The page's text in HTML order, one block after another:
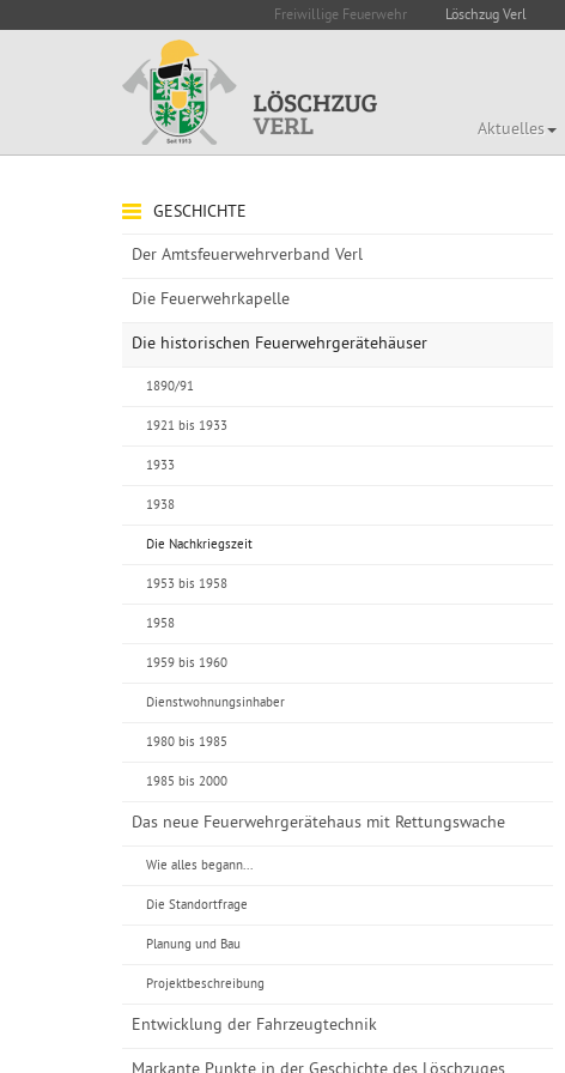
Freiwillige Feuerwehr Löschzug Verl
Aktuelles
GESCHICHTE
Der Amtsfeuerwehrverband Verl
Die Feuerwehrkapelle
Die historischen Feuerwehrgerätehäuser
1890/91
1921 bis 1933
1933
1938
Die Nachkriegszeit
1953 bis 1958
1958
1959 bis 1960
Dienstwohnungsinhaber
1980 bis 1985
1985 bis 2000
Das neue Feuerwehrgerätehaus mit Rettungswache
Wie alles begann...
Die Standortfrage
Planung und Bau
Projektbeschreibung
Entwicklung der Fahrzeugtechnik